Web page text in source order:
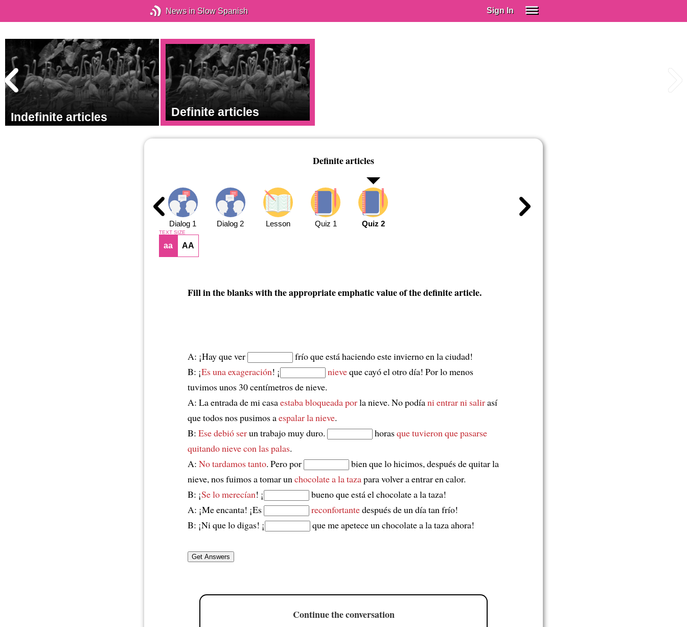
News in Slow Spanish Sign In
Indefinite articles Definite articles
Definite articles
Dialog 1 Dialog 2 Lesson Quiz 1 Quiz 2
TEXT SIZE
aa AA
Fill in the blanks with the appropriate emphatic value of the definite article.
A: ¡Hay que ver
frío que está haciendo este invierno en la ciudad!
B: ¡Es una exageración! ¡ nieveque cayó el otro día! Por lo menos
tuvimos unos 30 centímetros de nieve.
A: La entrada de mi casaestaba bloqueada porla nieve. No podíani entrar ni salirasí
que todos nos pusimos aespalar la nieve.
B: Ese debió serun trabajo muy duro. horasque tuvieron que pasarse
quitando nieve con las palas.
A: No tardamos tanto. Pero por
bien que lo hicimos, después de quitar la
nieve, nos fuimos a tomar unchocolate a la tazapara volver a entrar en calor.
B: ¡Se lo merecían! ¡
bueno que está el chocolate a la taza!
A: ¡Me encanta! ¡Es
reconfortantedespués de un día tan frío!
B: ¡Ni que lo digas! ¡
que me apetece un chocolate a la taza ahora!
Continue the conversation